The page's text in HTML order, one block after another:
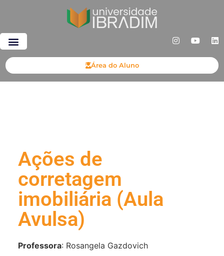
Área do Aluno
Ações de
corretagem
imobiliária (Aula
Avulsa)
Professora: Rosangela Gazdovich